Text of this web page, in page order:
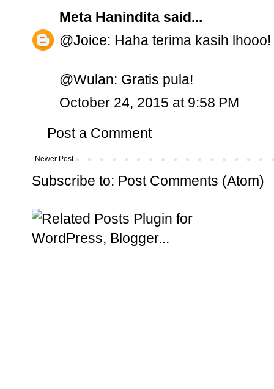
Meta Hanindita said...
@Joice: Haha terima kasih lhooo!
@Wulan: Gratis pula!
October 24, 2015 at 9:58 PM
Post a Comment
Newer Post
Subscribe to: Post Comments (Atom)